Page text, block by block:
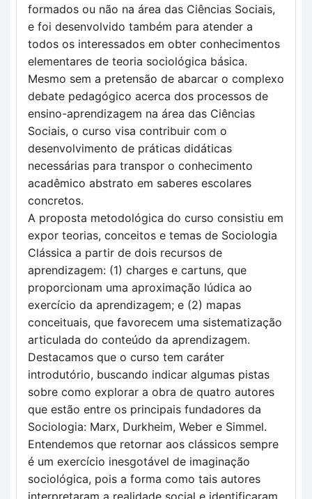
formados ou não na área das Ciências Sociais,
e foi desenvolvido também para atender a
todos os interessados em obter conhecimentos
elementares de teoria sociológica básica.
Mesmo sem a preten­são de abarcar o complexo
debate pedagógico acerca dos processos de
ensino-aprendizagem na área das Ciências
Sociais, o curso visa contribuir com o
desenvolvimento de práticas didáticas
necessárias para transpor o conhecimento
acadêmico abstrato em saberes escolares
concretos.
A proposta metodológica do curso consistiu em
expor teorias, conceitos e temas de Sociologia
Clássica a partir de dois recursos de
aprendizagem: (1) charges e cartuns, que
proporcionam uma aproximação lúdica ao
exercício da aprendizagem; e (2) mapas
conceituais, que favorecem uma sistematização
articulada do conteúdo da aprendizagem.
Destacamos que o curso tem caráter
introdutório, buscando indicar algumas pistas
sobre como explorar a obra de quatro autores
que estão entre os principais fundadores da
Sociologia: Marx, Durkheim, Weber e Simmel.
Entendemos que retornar aos clássicos sempre
é um exercício inesgotável de imaginação
sociológica, pois a forma como tais autores